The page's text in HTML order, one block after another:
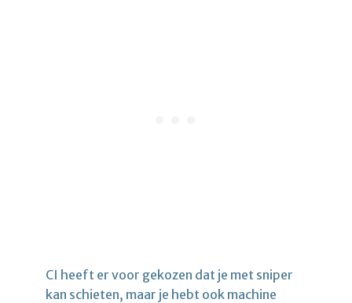
CI heeft er voor gekozen dat je met sniper
kan schieten, maar je hebt ook machine